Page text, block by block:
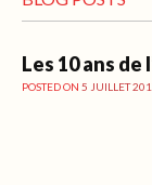
Les 10 ans de
POSTED ON 5 JUILLET